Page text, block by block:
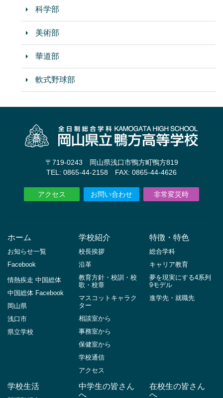
科学部
美術部
華道部
軟式野球部
〒719-0243 岡山県浅口市鴨方町鴨方819
TEL: 0865-44-2158 FAX: 0865-44-4626
アクセス お問い合わせ 非常変災時
ホーム
お知らせ一覧
Facebook
情熱疾走 中国総体
中国総体 Facebook
岡山県
浅口市
県立学校
学校紹介
校長挨拶
沿革
教育方針・校訓・校
歌・校章
マスコットキャラク
ター
相談室から
事務室から
保健室から
学校通信
アクセス
特徴・特色
総合学科
キャリア教育
夢を現実にする4系列
9モデル
進学先・就職先
学校生活
中学生の皆さん
へ
在校生の皆さん
へ